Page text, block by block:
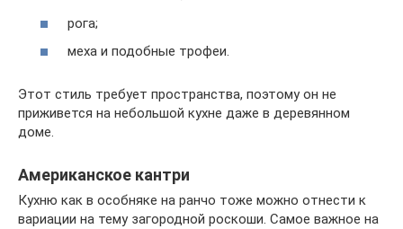
рога;
меха и подобные трофеи.
Этот стиль требует пространства, поэтому он не
приживется на небольшой кухне даже в деревянном
доме.
Американское кантри
Кухню как в особняке на ранчо тоже можно отнести к
вариации на тему загородной роскоши. Самое важное на